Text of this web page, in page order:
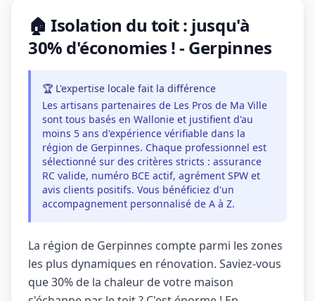
🏠 Isolation du toit : jusqu'à
30% d'économies ! - Gerpinnes
🏆 L'expertise locale fait la différence
Les artisans partenaires de Les Pros de Ma Ville
sont tous basés en Wallonie et justifient d'au
moins 5 ans d'expérience vérifiable dans la
région de Gerpinnes. Chaque professionnel est
sélectionné sur des critères stricts : assurance
RC valide, numéro BCE actif, agrément SPW et
avis clients positifs. Vous bénéficiez d'un
accompagnement personnalisé de A à Z.
La région de Gerpinnes compte parmi les zones
les plus dynamiques en rénovation. Saviez-vous
que 30% de la chaleur de votre maison